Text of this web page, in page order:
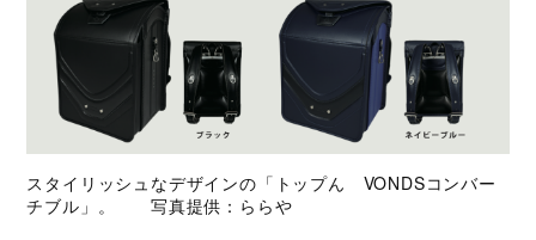
スタイリッシュなデザインの「トップん VONDSコンバー
チブル」。 写真提供：ららや